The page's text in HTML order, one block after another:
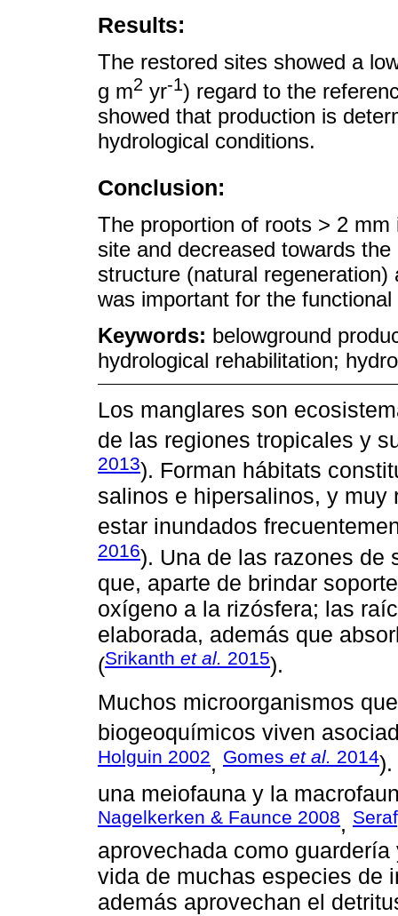
Results:
The restored sites showed a
g m2 yr-1) regard to the
showed that production is
hydrological conditions.
Conclusion:
The proportion of roots > 2
site and decreased towards
structure (natural
was important for the
Keywords: belowground
hydrological rehabilitation;
Los manglares son
de las regiones tropicales y
2013). Forman hábitats
salinos e hipersalinos, y
estar inundados
2016). Una de las razones de
que, aparte de brindar
oxígeno a la rizósfera; las
elaborada, además que
(Srikanth et al. 2015).
Muchos microorganismos
biogeoquímicos viven
Holguin 2002, Gomes et al. 2014).
una meiofauna y la
Nagelkerken & Faunce 2008,
aprovechada como
vida de muchas especies de
además aprovechan el